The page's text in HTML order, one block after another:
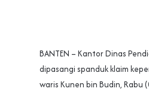
‎BANTEN – Kantor Dinas
dipasangi spanduk klaim
waris Kunen bin Budin, Rabu